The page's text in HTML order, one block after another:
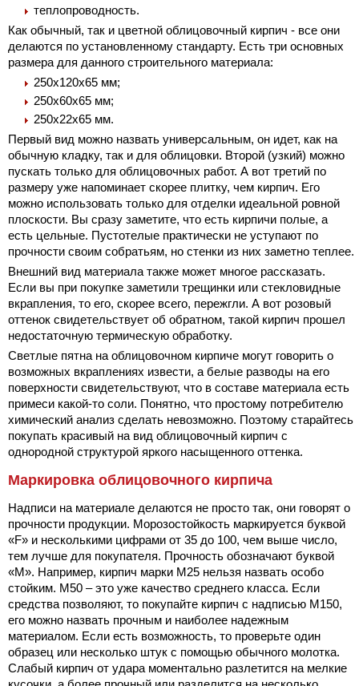
теплопроводность.
Как обычный, так и цветной облицовочный кирпич - все они
делаются по установленному стандарту. Есть три основных
размера для данного строительного материала:
250х120х65 мм;
250х60х65 мм;
250х22х65 мм.
Первый вид можно назвать универсальным, он идет, как на
обычную кладку, так и для облицовки. Второй (узкий) можно
пускать только для облицовочных работ. А вот третий по
размеру уже напоминает скорее плитку, чем кирпич. Его
можно использовать только для отделки идеальной ровной
плоскости. Вы сразу заметите, что есть кирпичи полые, а
есть цельные. Пустотелые практически не уступают по
прочности своим собратьям, но стенки из них заметно теплее.
Внешний вид материала также может многое рассказать.
Если вы при покупке заметили трещинки или стекловидные
вкрапления, то его, скорее всего, пережгли. А вот розовый
оттенок свидетельствует об обратном, такой кирпич прошел
недостаточную термическую обработку.
Светлые пятна на облицовочном кирпиче могут говорить о
возможных вкраплениях извести, а белые разводы на его
поверхности свидетельствуют, что в составе материала есть
примеси какой-то соли. Понятно, что простому потребителю
химический анализ сделать невозможно. Поэтому старайтесь
покупать красивый на вид облицовочный кирпич с
однородной структурой яркого насыщенного оттенка.
Маркировка облицовочного кирпича
Надписи на материале делаются не просто так, они говорят о
прочности продукции. Морозостойкость маркируется буквой
«F» и несколькими цифрами от 35 до 100, чем выше число,
тем лучше для покупателя. Прочность обозначают буквой
«М». Например, кирпич марки М25 нельзя назвать особо
стойким. М50 – это уже качество среднего класса. Если
средства позволяют, то покупайте кирпич с надписью М150,
его можно назвать прочным и наиболее надежным
материалом. Если есть возможность, то проверьте один
образец или несколько штук с помощью обычного молотка.
Слабый кирпич от удара моментально разлетится на мелкие